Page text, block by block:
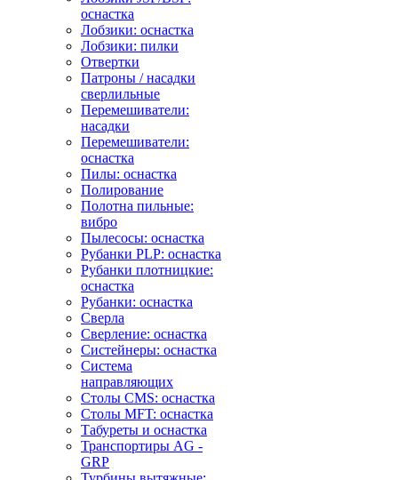
оснастка
Лобзики: оснастка
Лобзики: пилки
Отвертки
Патроны / насадки
сверлильные
Перемешиватели:
насадки
Перемешиватели:
оснастка
Пилы: оснастка
Полирование
Полотна пильные:
вибро
Пылесосы: оснастка
Рубанки PLP: оснастка
Рубанки плотницкие:
оснастка
Рубанки: оснастка
Сверла
Сверление: оснастка
Систейнеры: оснастка
Система
направляющих
Столы CMS: оснастка
Столы MFT: оснастка
Табуреты и оснастка
Транспортиры AG -
GRP